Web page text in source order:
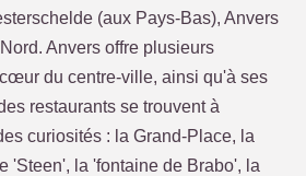
(aux Pays-Bas), Anvers
Anvers offre plusieurs
du centre-ville, ainsi qu'à ses
restaurants se trouvent à
curiosités : la Grand-Place, la
'Steen', la 'fontaine de Brabo', la